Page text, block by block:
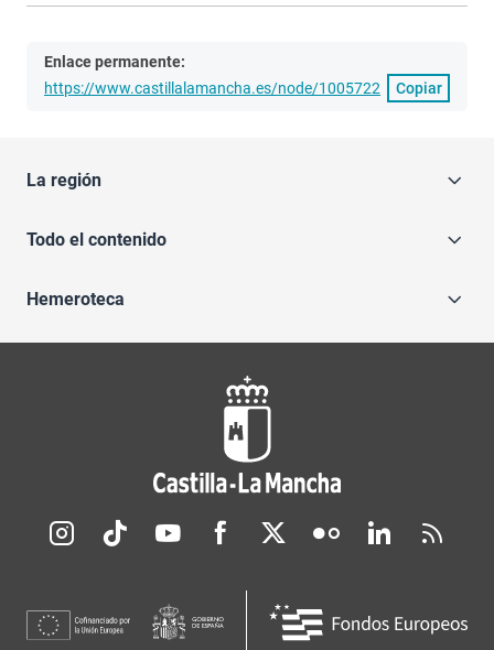
Enlace permanente:
https://www.castillalamancha.es/node/1005722
Copiar
La región
Todo el contenido
Hemeroteca
Redes sociales JCCM